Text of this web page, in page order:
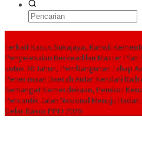
‎Terkait Kasus Sukajaya, Kanwil
Penyelesaian Berkeadilan Master Plan
untuk 30 Tahun, Pembangunan Tahap
Penerimaan Daerah Antar Kendari
Semangat Kemerdekaan, Pemkot
Percantik Jalan NasionalMenuju
Gelar Rakor PPID 2026